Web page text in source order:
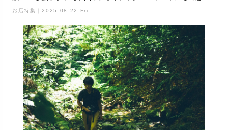
お店特集｜2025.08.22 Fri